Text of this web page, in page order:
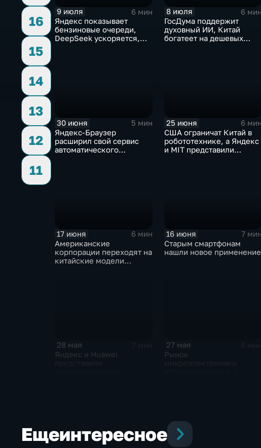
16
15
14
13
12
11
9 июля
6 мин
Яндекс показывает
бензиновые очереди,
DeepSeek ускоряется,
8 июля
6 мин
ГосДума поддержит
духовный ИИ, Китай
богатеет на дешевых
30 июня
5 мин
Яндекс-Браузер
расширил свой сервис
автоматического
25 июня
6 мин
США ограничат Китай в
робототехнике, а Яндекс
и MIT представили
17 июня
6 мин
Американские
корпорации переходят на
китайские модели
16 июня
7 мин
Старым смартфонам
нашли новое применение
28 мая
Яндекс и Huawei
27 мая
Рынок
Ещеинтересное